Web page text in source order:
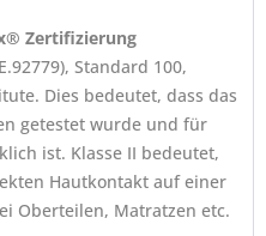
Zertifizierung
Standard 100,
Dies bedeutet, dass das
getestet wurde und für
ist. Klasse II bedeutet,
Hautkontakt auf einer
Oberteilen, Matratzen etc.